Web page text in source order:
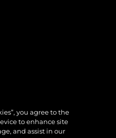
you agree to the
to enhance site
and assist in our